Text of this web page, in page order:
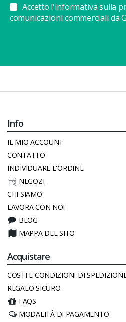
Accetto l'informativa sulla
comunicazioni commerciali da
Info
IL MIO ACCOUNT
CONTATTO
INDIVIDUARE L'ORDINE
NEGOZI
CHI SIAMO
LAVORA CON NOI
BLOG
MAPPA DEL SITO
Acquistare
COSTI E CONDIZIONI DI
REGALO SICURO
FAQS
MODALITÀ DI PAGAMENTO